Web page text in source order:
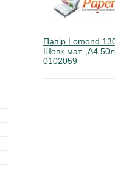
Папір Lomond
Шовк-мат. ,А4
0102059